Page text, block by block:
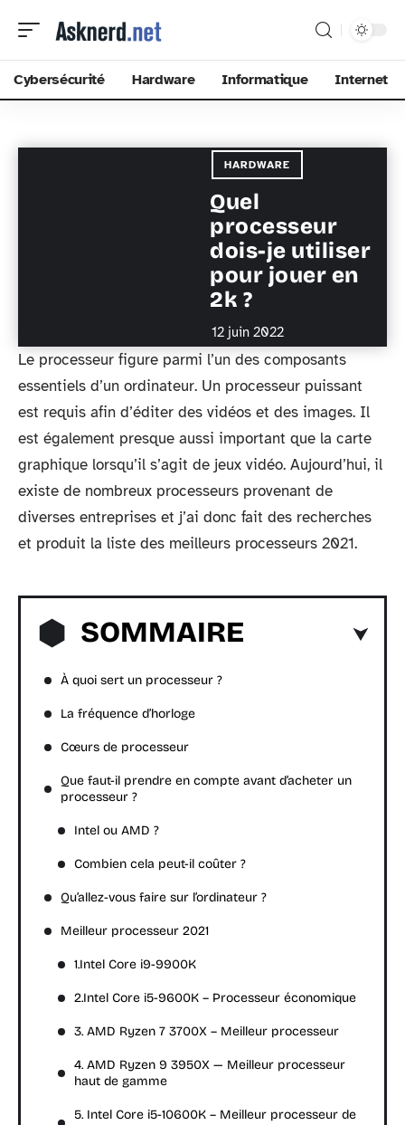
Cybersécurité Hardware Informatique Internet
HARDWARE
Quel
processeur
dois-je utiliser
pour jouer en
2k ?
12 juin 2022
Le processeur figure parmi l’un des composants
essentiels d’un ordinateur. Un processeur puissant
est requis afin d’éditer des vidéos et des images. Il
est également presque aussi important que la carte
graphique lorsqu’il s’agit de jeux vidéo. Aujourd’hui, il
existe de nombreux processeurs provenant de
diverses entreprises et j’ai donc fait des recherches
et produit la liste des meilleurs processeurs 2021.
SOMMAIRE
À quoi sert un processeur ?
La fréquence d’horloge
Cœurs de processeur
Que faut-il prendre en compte avant d’acheter un
processeur ?
Intel ou AMD ?
Combien cela peut-il coûter ?
Qu’allez-vous faire sur l’ordinateur ?
Meilleur processeur 2021
1.Intel Core i9-9900K
2.Intel Core i5-9600K – Processeur économique
3. AMD Ryzen 7 3700X – Meilleur processeur
4. AMD Ryzen 9 3950X — Meilleur processeur
haut de gamme
5. Intel Core i5-10600K – Meilleur processeur de